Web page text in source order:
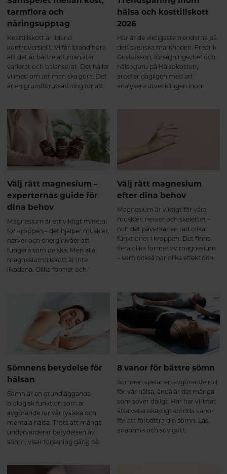
tarmflora och
näringsupptag
Kosttillskott är ibland
kontroversiellt. Vi får ibland höra
att det är bättre att man äter
varierat och balanserat. Det håller
vi med om att man ska göra. Det
är en grundförutsättning för att
med så ska vi dela ett av de bästa
hälsohacken vi vet för att
optimalt tillgodogöra dig
näringen från den mat du äter.
hälsa och kosttillskott
2026
Här är de viktigaste trenderna på
den svenska marknaden. Fredrik
Gustafsson, försäljningschef och
hälsoguru på Hälsokosten,
arbetar dagligen med att
analysera utvecklingen inom
sin trendspaning – sex tydliga
trender som formar
kosttillskottsmarknaden i Sverige
Välj rätt magnesium –
experternas guide för
dina behov
Magnesium är ett viktigt mineral
för kroppen – det hjälper muskler,
nerver och energinivåer att
fungera som de ska. Men alla
magnesiumtillskott är inte
likadana. Olika former och
igenom fyra populära alternativ
så du lättare kan välja rätt.
Välj rätt magnesium
efter dina behov
Magnesium är viktigt för våra
muskler, nerver och skelettet –
och det påverkar en rad olika
funktioner i kroppen. Det finns
flera olika former av magnesium
– som också har olika effekt och
produkt efter dina behov.
Sömnens betydelse för
hälsan
Sömn är en grundläggande
biologisk funktion som är
avgörande för vår fysiska och
mentala hälsa. Trots att många
undervärderar betydelsen av
sömn, visar forskning gång på
och regelbunden motion. I den
8 vanor för bättre sömn
Sömnen spelar en avgörande roll
för vår hälsa, ändå är det många
som sover dåligt. Här har vi listat
åtta vetenskapligt stödda vanor
för att förbättra din sömn. Läs,
anamma och sov gott.